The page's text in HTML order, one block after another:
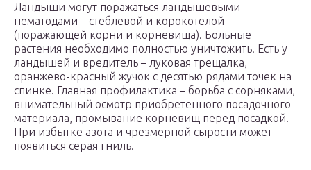
Ландыши могут поражаться ландышевыми
нематодами – стеблевой и корокотелой
(поражающей корни и корневища). Больные
растения необходимо полностью уничтожить. Есть у
ландышей и вредитель – луковая трещалка,
оранжево-красный жучок с десятью рядами точек на
спинке. Главная профилактика – борьба с сорняками,
внимательный осмотр приобретенного посадочного
материала, промывание корневищ перед посадкой.
При избытке азота и чрезмерной сырости может
появиться серая гниль.